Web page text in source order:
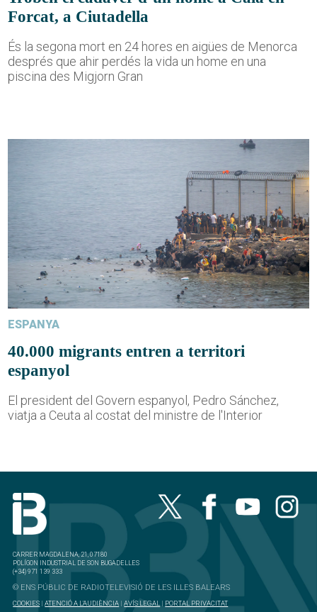
Forcat, a Ciutadella
És la segona mort en 24 hores en aigües de Menorca
després que ahir perdés la vida un home en una
piscina des Migjorn Gran
ESPANYA
40.000 migrants entren a territori
espanyol
El president del Govern espanyol, Pedro Sánchez,
viatja a Ceuta al costat del ministre de l'Interior
CARRER MAGDALENA, 21, 07180
POLÍGON INDUSTRIAL DE SON BUGADELLES
(+34) 971 139 333
© ENS PÚBLIC DE RADIOTELEVISIÓ DE LES ILLES BALEARS
COOKIES |ATENCIÓ A L'AUDIÈNCIA |AVÍS LEGAL | PORTAL PRIVACITAT